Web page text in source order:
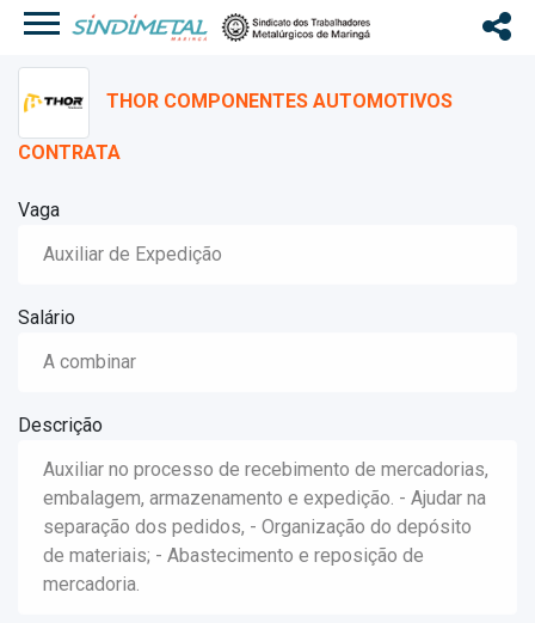
THOR COMPONENTES AUTOMOTIVOS
CONTRATA
Vaga
Auxiliar de Expedição
Salário
A combinar
Descrição
Auxiliar no processo de recebimento de mercadorias,
embalagem, armazenamento e expedição. - Ajudar na
separação dos pedidos, - Organização do depósito
de materiais; - Abastecimento e reposição de
mercadoria.